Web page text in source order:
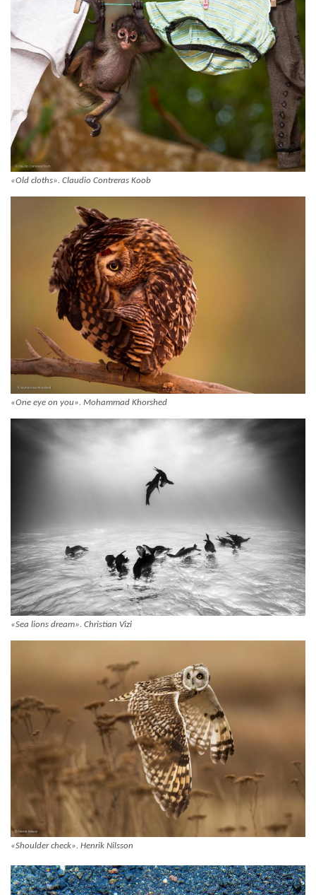
«Old cloths». Claudio Contreras Koob
«One eye on you». Mohammad Khorshed
«Sea lions dream». Christian Vizi
«Shoulder check». Henrik Nilsson